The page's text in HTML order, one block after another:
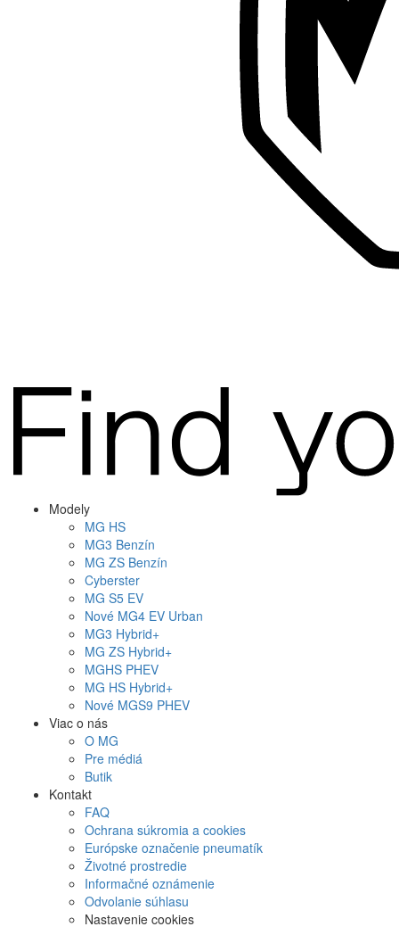
Modely
MG HS
MG3 Benzín
MG ZS Benzín
Cyberster
MG S5 EV
Nové MG4 EV Urban
MG3 Hybrid+
MG ZS Hybrid+
MGHS PHEV
MG HS Hybrid+
Nové MGS9 PHEV
Viac o nás
O MG
Pre médiá
Butik
Kontakt
FAQ
Ochrana súkromia a cookies
Európske označenie pneumatík
Životné prostredie
Informačné oznámenie
Odvolanie súhlasu
Nastavenie cookies